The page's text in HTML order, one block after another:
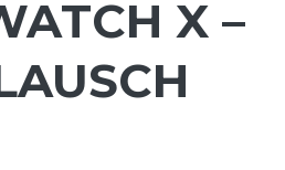
X –